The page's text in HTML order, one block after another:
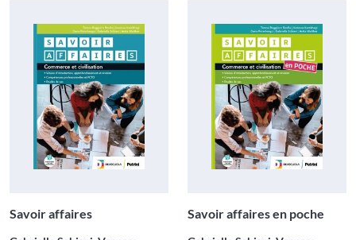
Savoir affaires Savoir affaires en poche